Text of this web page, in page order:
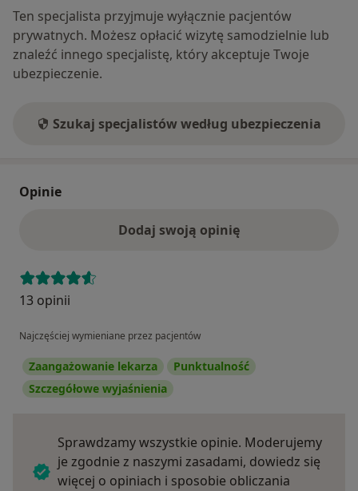
Ten specjalista przyjmuje wyłącznie pacjentów
prywatnych. Możesz opłacić wizytę samodzielnie lub
znaleźć innego specjalistę, który akceptuje Twoje
ubezpieczenie.
Szukaj specjalistów według ubezpieczenia
Opinie
Dodaj swoją opinię
13 opinii
Najczęściej wymieniane przez pacjentów
Zaangażowanie lekarza
Punktualność
Szczegółowe wyjaśnienia
Sprawdzamy wszystkie opinie. Moderujemy
je zgodnie z naszymi zasadami, dowiedz się
więcej o opiniach i sposobie obliczania